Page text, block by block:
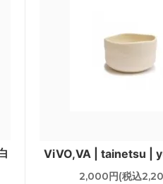
ViVO,VA | tainetsu |
2,000円(税込